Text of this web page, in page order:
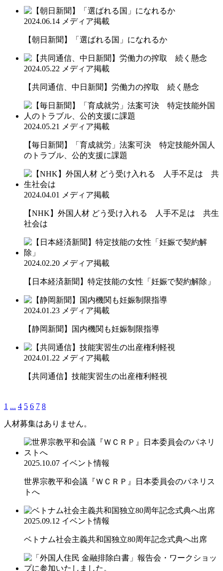
2024.06.14 メディア掲載
【朝日新聞】「選ばれる国」になれるか
2024.05.22 メディア掲載
【共同通信、中日新聞】労働力の搾取 続く懸念
2024.05.21 メディア掲載
【毎日新聞】「育成就労」法案可決 特定技能外国人
のトラブル、公的支援に課題
2024.04.01 メディア掲載
【NHK】外国人材 どう受け入れる 人手不足は 共生
社会は
2024.02.20 メディア掲載
【日本経済新聞】特定技能の女性「妊娠で契約解除」
2024.01.23 メディア掲載
【静岡新聞】国内機関も妊娠制限指導
2024.01.22 メディア掲載
【共同通信】技能実習生の出産権利軽視
1 ... 4 5 6 7 8
人材募集はありません。
2025.10.07 イベント情報
世界宗教平和会議『ＷＣＲＰ』日本委員会のパネリス
トへ
2025.09.12 イベント情報
ベトナム社会主義共和国独立80周年記念式典へ出席